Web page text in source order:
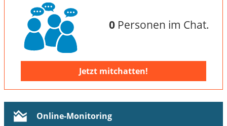
0Personen im Chat.
Jetzt mitchatten!
Online-Monitoring